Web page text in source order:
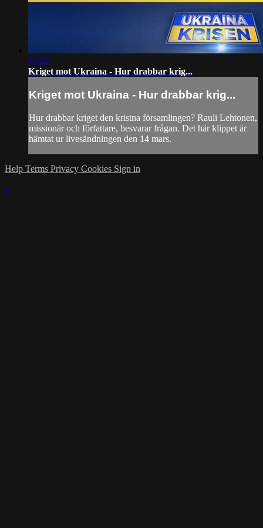
03:22
Kriget mot Ukraina - Hur drabbar krig...
Kriget mot Ukraina - Hur drabbar krig...
Hur drabbar kriget den kristna församlingen? Rauli Lehtonen,
missionär och författare, besvarar frågan. Det här klippet är
hämtat ur livesändningen den 14 mars.
Help Terms Privacy Cookies Sign in
×